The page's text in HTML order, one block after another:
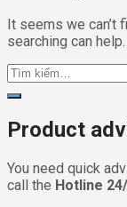
It seems we can’t
searching can help.
Product
You need quick
call the Hotline